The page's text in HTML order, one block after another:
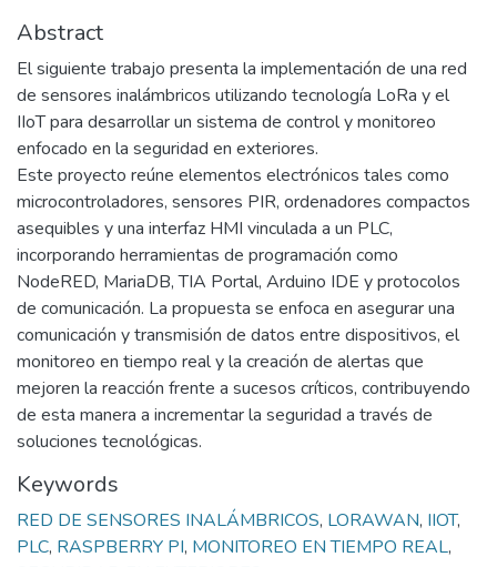
Abstract
El siguiente trabajo presenta la implementación de una red
de sensores inalámbricos utilizando tecnología LoRa y el
IIoT para desarrollar un sistema de control y monitoreo
enfocado en la seguridad en exteriores.
Este proyecto reúne elementos electrónicos tales como
microcontroladores, sensores PIR, ordenadores compactos
asequibles y una interfaz HMI vinculada a un PLC,
incorporando herramientas de programación como
NodeRED, MariaDB, TIA Portal, Arduino IDE y protocolos
de comunicación. La propuesta se enfoca en asegurar una
comunicación y transmisión de datos entre dispositivos, el
monitoreo en tiempo real y la creación de alertas que
mejoren la reacción frente a sucesos críticos, contribuyendo
de esta manera a incrementar la seguridad a través de
soluciones tecnológicas.
Keywords
RED DE SENSORES INALÁMBRICOS, LORAWAN, IIOT,
PLC, RASPBERRY PI, MONITOREO EN TIEMPO REAL,